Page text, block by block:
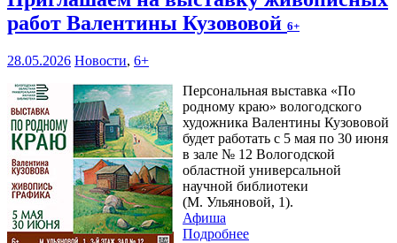
работ Валентины Кузововой 6+
28.05.2026 Новости, 6+
Персональная выставка «По
родному краю» вологодского
художника Валентины Кузововой
будет работать с 5 мая по 30 июня
в зале № 12 Вологодской
областной универсальной
научной библиотеки
(М. Ульяновой, 1).
Афиша
Подробнее